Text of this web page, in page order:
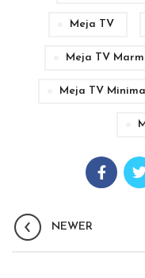
Meja TV
Meja TV
Meja TV
NEWER